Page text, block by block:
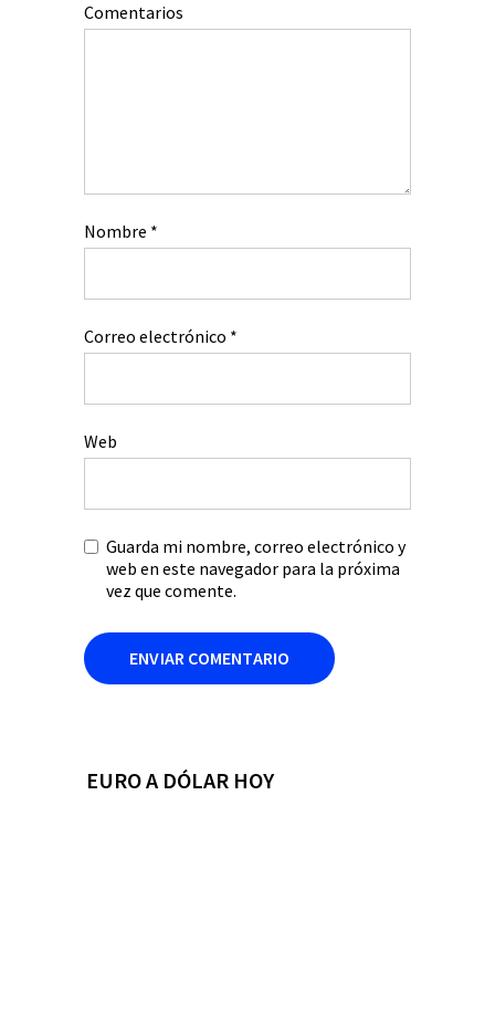
Comentarios
Nombre *
Correo electrónico *
Web
Guarda mi nombre, correo electrónico y
web en este navegador para la próxima
vez que comente.
EURO A DÓLAR HOY